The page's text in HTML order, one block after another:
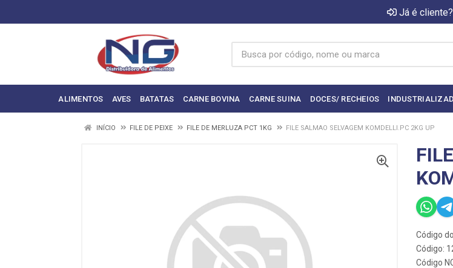
Já é
ALIMENTOS AVES BATATAS CARNE BOVINA CARNE SUINA DOCES/ RECHEIOS
INÍCIO FILE DE PEIXE FILE DE MERLUZA PCT 1KG FILE SALMAO SELVAGEM KOMDELLI.PC 2KG UP
Código
Código:
Código